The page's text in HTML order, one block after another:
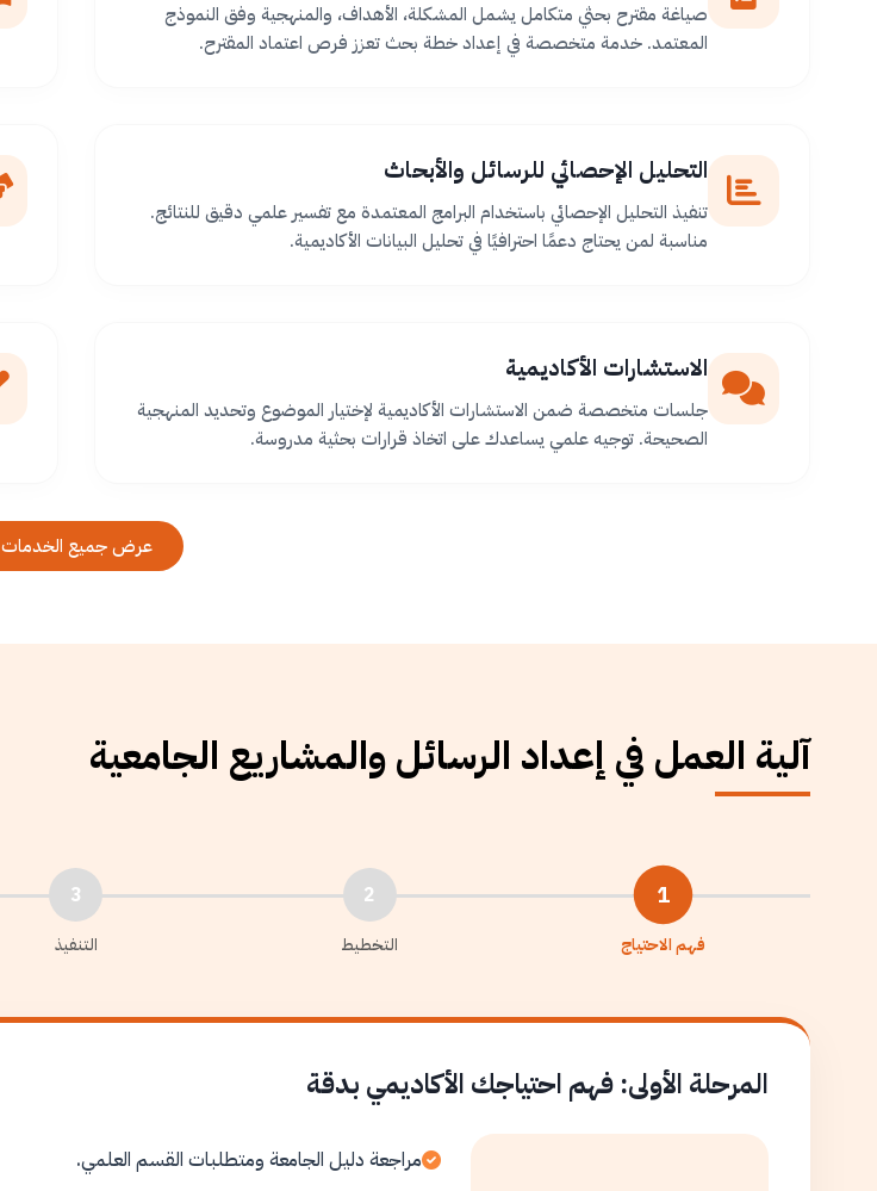
صياغة مقترح بحثي متكامل يشمل المشكلة، الأهداف، والمنهجية وفق النموذج
المعتمد. خدمة متخصصة في إعداد خطة بحث تعزز فرص اعتماد المقترح.
التحليل الإحصائي للرسائل والأبحاث
تنفيذ التحليل الإحصائي باستخدام البرامج المعتمدة مع تفسير علمي دقيق للنتائج.
مناسبة لمن يحتاج دعمًا احترافيًا في تحليل البيانات الأكاديمية.
الاستشارات الأكاديمية
جلسات متخصصة ضمن الاستشارات الأكاديمية لإختيار الموضوع وتحديد المنهجية
الصحيحة. توجيه علمي يساعدك على اتخاذ قرارات بحثية مدروسة.
عرض جميع الخدمات
آلية العمل في إعداد الرسائل والمشاريع الجامعية
1
فهم الاحتياج
2
التخطيط
3
التنفيذ
المرحلة الأولى: فهم احتياجك الأكاديمي بدقة
مراجعة دليل الجامعة ومتطلبات القسم العلمي.